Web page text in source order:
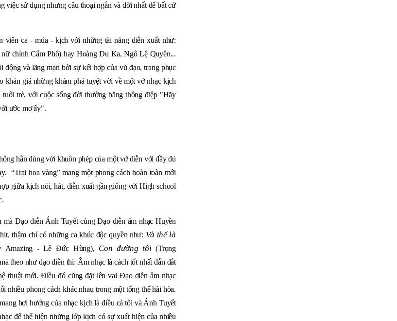
việc sử dụng nhưng câu thoại ngắn và đời nhất để bất cứ
viên ca - múa - kịch với những tài năng diễn xuất như:
chính Cẩm Phô) hay Hoàng Du Ka, Ngô Lệ Quyên...
động và lãng mạn bởi sự kết hợp của vũ đạo, trang phục
khán giả những khám phá tuyệt vời về một vở nhạc kịch
trẻ, với cuộc sống đời thường bằng thông điệp "Hãy
ước mơ ấy".
hẳn đúng với khuôn phép của một vở diễn với đầy đủ
“Trại hoa vàng” mang một phong cách hoàn toàn mới
giữa kịch nói, hát, diễn xuất gần giống với High school
mà Đạo diễn Ánh Tuyết cùng Đạo diễn âm nhạc Huyền
thậm chí có những ca khúc độc quyền như: Và thế là
Amazing - Lê Đức Hùng), Con đường tôi (Trọng
theo như đạo diễn thì: Âm nhạc là cách tốt nhất dẫn dắt
thuật mới. Điều đó cũng đặt lên vai Đạo diễn âm nhạc
nhiều phong cách khác nhau trong một tổng thể hài hòa.
hơi hướng của nhạc kịch là điều cả tôi và Ánh Tuyết
để thể hiện những lớp kịch có sự xuất hiện của nhiều